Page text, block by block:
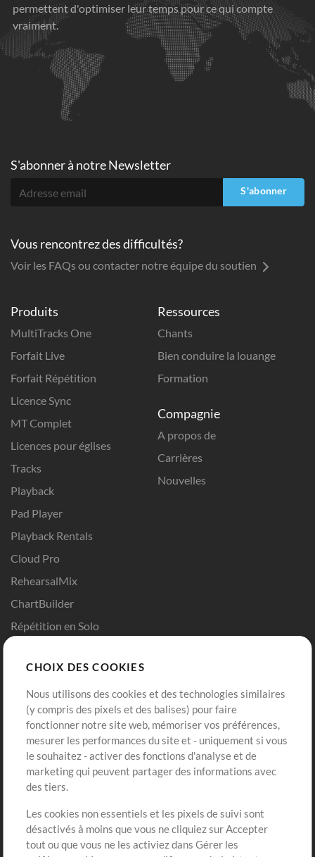
permettent d'optimiser leur temps pour ce qui compte
vraiment.
Produits
MultiTracks One
Forfait Live
Forfait Répétition
Licence Sync
MT Complet
Licences pour églises
Tracks
Playback
Pad Player
Playback Rentals
Cloud Pro
RehearsalMix
ChartBuilder
Répétition en Solo
Modèles ProPresenter
Sons
Ressources
Chants
Bien conduire la louange
Formation
Compagnie
A propos de
Carrières
Nouvelles
Boutique
Acheter des crédits
Contenu gratuit
Demander les pistes
Extras
Sessions
Compte
Connexion
S'inscrire
S'abonner à notre Newsletter
S'abonner
Vous rencontrez des difficultés?
Voir les FAQs ou contacter notre équipe du soutien
CHOIX DES COOKIES
Nous utilisons des cookies et des technologies similaires
(y compris des pixels et des balises) pour faire
fonctionner notre site web, mémoriser vos préférences,
mesurer les performances du site et - uniquement si vous
le souhaitez - activer des fonctions d'analyse et de
marketing qui peuvent partager des informations avec
des tiers.
Les cookies non essentiels et les pixels de suivi sont
désactivés à moins que vous ne cliquiez sur Accepter
tout ou que vous ne les activiez dans Gérer les